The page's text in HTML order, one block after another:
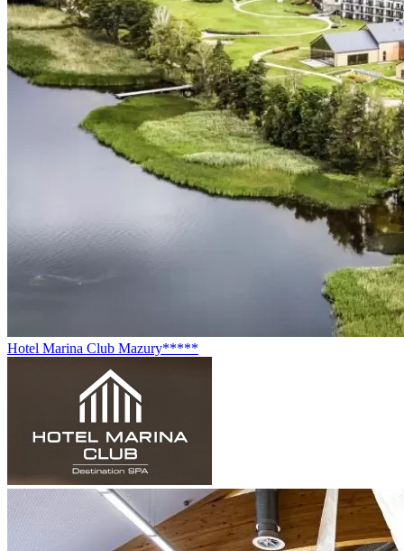
Hotel Marina Club Mazury*****